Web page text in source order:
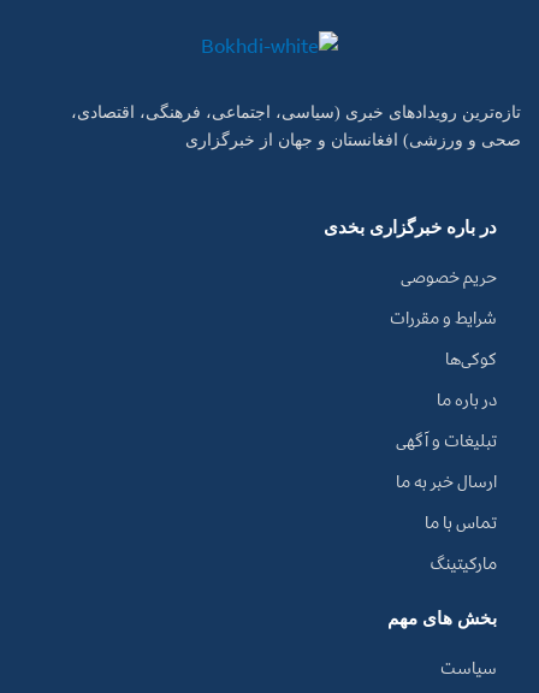
تازه‌ترین رویدادهای خبری (سیاسی، اجتماعی، فرهنگی، اقتصادی،
صحی و ورزشی) افغانستان و جهان از خبرگزاری
در باره خبرگزاری بخدی
حریم خصوصی
شرایط و مقررات
کوکی‌ها
در باره ما
تبلیغات و آگهی
ارسال خبر به ما
تماس با ما
مارکیتینگ
بخش های مهم
سیاست